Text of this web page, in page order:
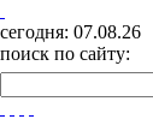
сегодня: 07.08.26
поиск по сайту: